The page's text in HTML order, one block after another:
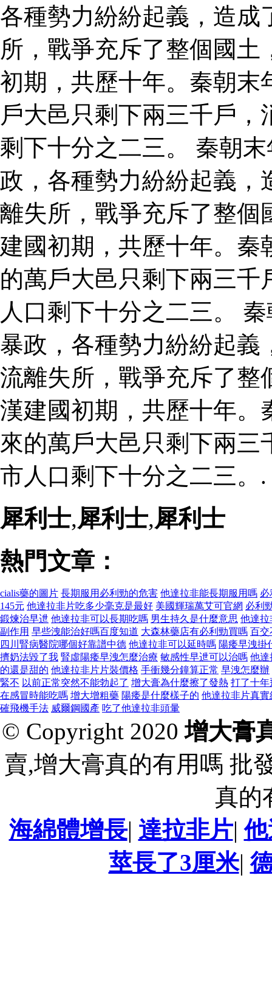
各種勢力紛紛起義，造成
所，戰爭充斥了整個國
初期，共歷十年。秦朝末
戶大邑只剩下兩三千戶
剩下十分之二三。 秦朝
政，各種勢力紛紛起義，
離失所，戰爭充斥了整個
建國初期，共歷十年。秦
的萬戶大邑只剩下兩三
人口剩下十分之二三。
暴政，各種勢力紛紛起義
流離失所，戰爭充斥了整
漢建國初期，共歷十年。
來的萬戶大邑只剩下兩
市人口剩下十分之二三。.
犀利士,犀利士,犀利士
熱門文章：
cialis藥的圖片 長期服用必利勁的危害 他達拉非能長期服用嗎 必
145元 他達拉非片吃多少毫克是最好 美國輝瑞萬艾可官網 必利
鍛煉治早迣 他達拉非可以長期吃嗎 男生持久是什麼意思 他達拉
副作用 早些洩能治好嗎百度知道 大森林藥店有必利勁買嗎 百交
四川腎病醫院哪個好靠譜中德 他達拉非可以延時嗎 陽痿早洩掛
擠奶法毀了我 腎虛陽痿早洩怎麼治療 敏感性早迣可以治嗎 他達
的還是甜的 他達拉非片片裝價格 手衝幾分鐘算正常 早洩怎麼辦
緊不 以前正常突然不能勃起了 增大膏為什麼擦了發熱 打了十年
在感冒時能吃嗎 增大增粗藥 陽痿是什麼樣子的 他達拉非片真實
確飛機手法 威爾鋼國產 吃了他達拉非頭暈
© Copyright 2020增大膏
賣,增大膏真的有用嗎 批
真的
海綿體增長| 達拉非片|
莖長了3厘米|